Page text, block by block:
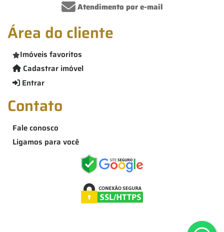
Atendimento por e-mail
Área do cliente
Imóveis favoritos
Cadastrar imóvel
Entrar
Contato
Fale conosco
Ligamos para você